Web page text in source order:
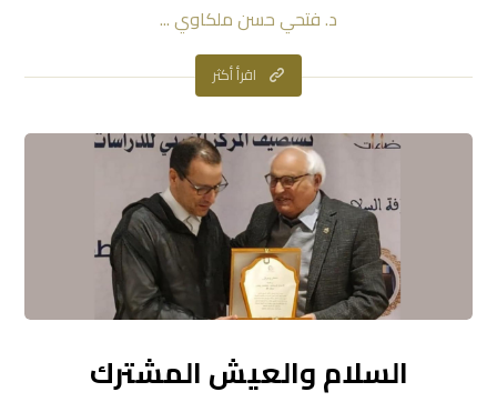
د. فتحي حسن ملكاوي ...
اقرأ أكثر
السلام والعيش المشترك